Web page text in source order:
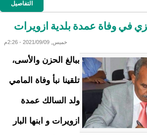
التفاصيل
في وفاة عمدة بلدية ازويرات
خميس, 2021/09/09 - 2:26م
ببالغ الحزن والأسى،
تلقينا نبأ وفاة المامي
ولد السالك عمدة
ازويرات و ابنها البار